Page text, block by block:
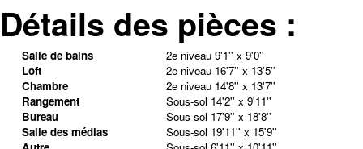
Détails des pièces :
Salle de bains 2e niveau 9'1'' x 9'0''
Loft
2e niveau 16'7'' x 13'5''
Chambre
2e niveau 14'8'' x 13'7''
Rangement
Sous-sol 14'2'' x 9'11''
Bureau
Sous-sol 17'9'' x 18'8''
Salle des médias
Sous-sol 19'11'' x 15'9''